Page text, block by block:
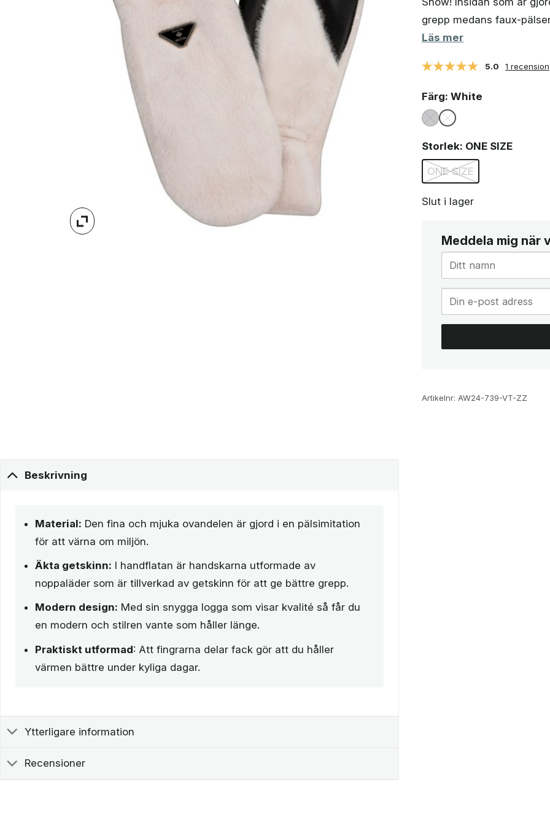
grepp medans faux-
Läs mer
5.0 1 recension
Färg: White
Storlek: ONE SIZE
ONE SIZE
Slut i lager
Meddela mig när
Artikelnr: AW24-739-VT-ZZ
Beskrivning
Material: Den fina och mjuka ovandelen är gjord i en pälsimitation
för att värna om miljön.
Äkta getskinn: I handflatan är handskarna utformade av
noppaläder som är tillverkad av getskinn för att ge bättre grepp.
Modern design: Med sin snygga logga som visar kvalité så får du
en modern och stilren vante som håller länge.
Praktiskt utformad: Att fingrarna delar fack gör att du håller
värmen bättre under kyliga dagar.
Ytterligare information
Recensioner